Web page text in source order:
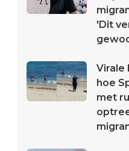
'Dit
Virale
hoe
met